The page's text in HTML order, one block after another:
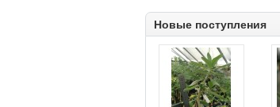
Новые поступления